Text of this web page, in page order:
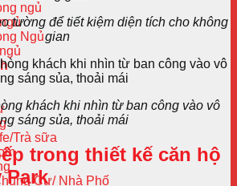
ngủ
Ngủ
Trà sữa
Cư/ Nhà Phố
tường để tiết kiệm diện tích cho không
gian
khách khi nhìn từ ban công vào vô
sáng sủa, thoải mái
trong thiết kế căn hộ
Park